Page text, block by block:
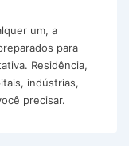
um, a
para
Residência,
indústrias,
precisar.